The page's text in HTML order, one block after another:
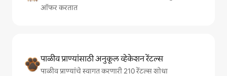
ऑफर करतात
पाळीव प्राण्यांसाठी अनुकूल व्हेकेशन रेंटल्स
पाळीव प्राण्यांचे स्वागत करणारी 210 रेंटल्स शोधा